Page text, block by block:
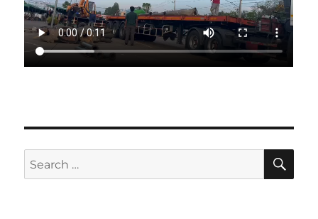
Search
for: